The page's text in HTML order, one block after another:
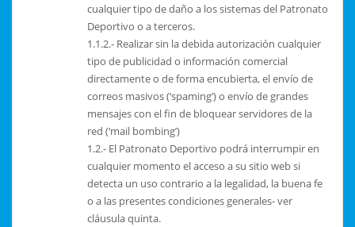
cualquier tipo de daño a los sistemas del Patronato
Deportivo o a terceros.
1.1.2.- Realizar sin la debida autorización cualquier
tipo de publicidad o información comercial
directamente o de forma encubierta, el envío de
correos masivos (‘spaming’) o envío de grandes
mensajes con el fin de bloquear servidores de la
red (‘mail bombing’)
1.2.- El Patronato Deportivo podrá interrumpir en
cualquier momento el acceso a su sitio web si
detecta un uso contrario a la legalidad, la buena fe
o a las presentes condiciones generales- ver
cláusula quinta.